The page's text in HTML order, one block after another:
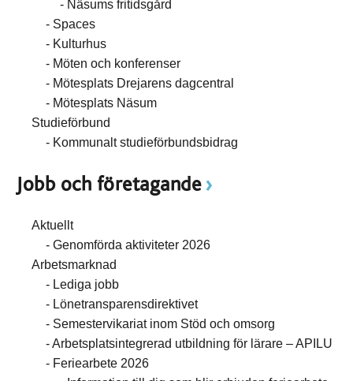
Näsums fritidsgård
Spaces
Kulturhus
Möten och konferenser
Mötesplats Drejarens dagcentral
Mötesplats Näsum
Studieförbund
Kommunalt studieförbundsbidrag
Jobb och företagande
Aktuellt
Genomförda aktiviteter 2026
Arbetsmarknad
Lediga jobb
Lönetransparensdirektivet
Semestervikariat inom Stöd och omsorg
Arbetsplatsintegrerad utbildning för lärare – APILU
Feriearbete 2026